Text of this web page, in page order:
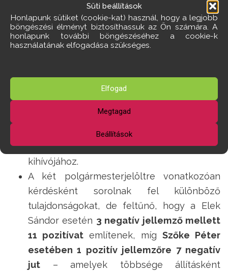
Süti beállítások
Honlapunk sütiket (cookie-kat) használ, hogy a legjobb
böngészési élményt biztosíthassuk az Ön számára. A
honlapunk további böngészéséhez a cookie-k
használatának elfogadása szükséges.
Elfogad
Megtagad
Beállítások
elmerülünk ebben a mocsárban, ezért csak két
példát hozunk a negyedórás beszélgetésekből:
Egymást követik az olyan kérdések,
országos vagy globális problémákkal vagy
erősen megosztó személyiségekkel. Ezzel
próbálnak a választókban negatív
képzettársításokat kötni a jelenlegi
polgármester egyetlen igazi és esélyes
kihívójához.
A két polgármesterjelöltre vonatkozóan
kérdésként sorolnak fel különböző
tulajdonságokat, de feltűnő, hogy a Elek
Sándor esetén 3 negatív jellemző mellett
11 pozitívat említenek, míg Szőke Péter
esetében 1 pozitív jellemzőre 7 negatív
jut – amelyek többsége állításként